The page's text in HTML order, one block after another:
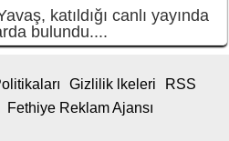
katıldığı canlı yayında
bulundu....
Gizlilik lkeleri
RSS
Fethiye Reklam Ajansı